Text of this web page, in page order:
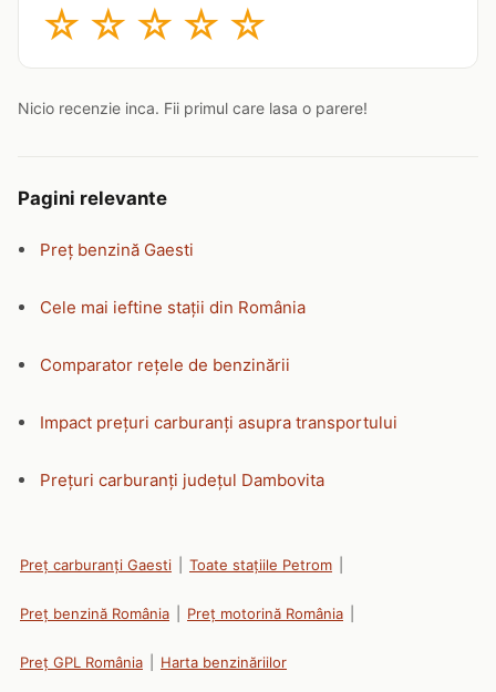
☆ ☆ ☆ ☆ ☆
Nicio recenzie inca. Fii primul care lasa o parere!
Pagini relevante
Preț benzină Gaesti
Cele mai ieftine stații din România
Comparator rețele de benzinării
Impact prețuri carburanți asupra transportului
Prețuri carburanți județul Dambovita
Preț carburanți Gaesti Toate stațiile Petrom
Preț benzină România Preț motorină România
Preț GPL România Harta benzinăriilor